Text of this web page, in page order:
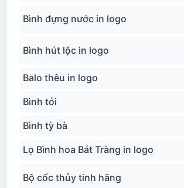
Bình đựng nước in logo
Bình hút lộc in logo
Balo thêu in logo
Bình tỏi
Bình tỳ bà
Lọ Bình hoa Bát Tràng in logo
Bộ cốc thủy tinh hãng